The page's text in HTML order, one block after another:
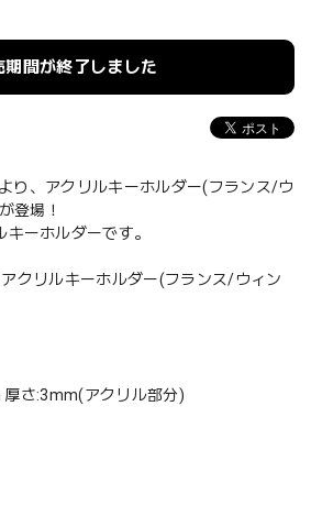
期間が終了しました
り、アクリルキーホルダー(フランス/ウ
登場！
ーホルダーです。
クリルキーホルダー(フランス/ウィン
さ:3mm(アクリル部分)